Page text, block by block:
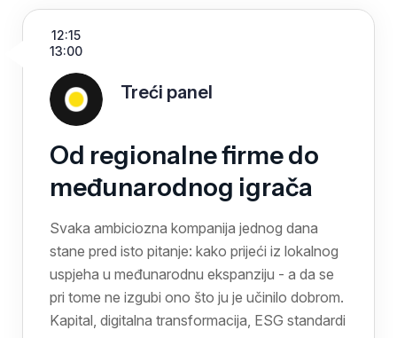
12:15
13:00
Treći panel
Od regionalne firme do
međunarodnog igrača
Svaka ambiciozna kompanija jednog dana
stane pred isto pitanje: kako prijeći iz lokalnog
uspjeha u međunarodnu ekspanziju - a da se
pri tome ne izgubi ono što ju je učinilo dobrom.
Kapital, digitalna transformacija, ESG standardi